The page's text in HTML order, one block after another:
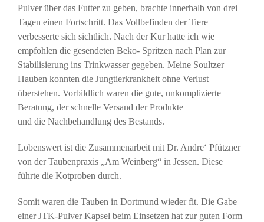
Pulver über das Futter zu geben, brachte innerhalb von drei
Tagen einen Fortschritt. Das Vollbefinden der Tiere
verbesserte sich sichtlich. Nach der Kur hatte ich wie
empfohlen die gesendeten Beko- Spritzen nach Plan zur
Stabilisierung ins Trinkwasser gegeben. Meine Soultzer
Hauben konnten die Jungtierkrankheit ohne Verlust
überstehen. Vorbildlich waren die gute, unkomplizierte
Beratung, der schnelle Versand der Produkte
und die Nachbehandlung des Bestands.
Lobenswert ist die Zusammenarbeit mit Dr. Andre‘ Pfützner
von der Taubenpraxis „Am Weinberg“ in Jessen. Diese
führte die Kotproben durch.
Somit waren die Tauben in Dortmund wieder fit. Die Gabe
einer JTK-Pulver Kapsel beim Einsetzen hat zur guten Form